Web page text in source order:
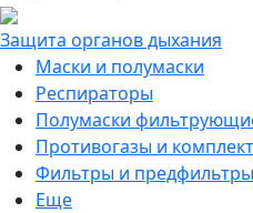
Защита органов дыхания
Маски и полумаски
Респираторы
Полумаски
Противогазы и
Фильтры и предфильтры
Еще